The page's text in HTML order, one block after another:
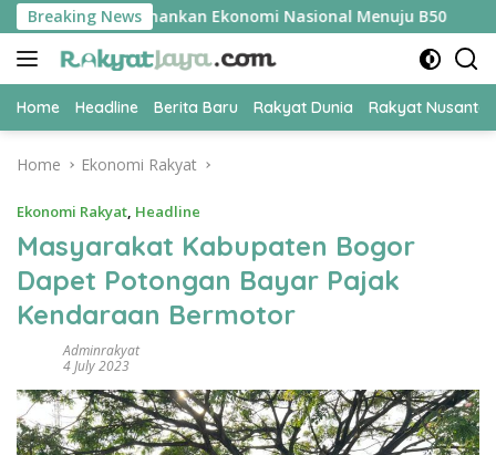
Skip
to
content
Breaking News
Kunci Amankan Ekonomi Nasional Menuju B50
Home Headline Berita Baru Rakyat Dunia Rakyat
Home Ekonomi Rakyat
Ekonomi Rakyat, Headline
Masyarakat Kabupaten Bogor
Dapet Potongan Bayar Pajak
Kendaraan Bermotor
Adminrakyat
4 July 2023